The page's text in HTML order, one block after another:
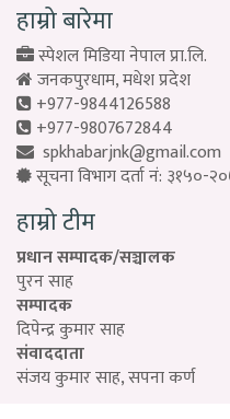
हाम्रो बारेमा
स्पेशल मिडिया नेपाल प्रा.लि.
जनकपुरधाम, मधेश प्रदेश
+977-9844126588
+977-9807672844
spkhabarjnk@gmail.com
सूचना विभाग दर्ता नं: ३१५०-
हाम्रो टीम
प्रधान सम्पादक/सञ्चालक
पुरन साह
सम्पादक
दिपेन्द्र कुमार साह
संवाददाता
संजय कुमार साह, सपना कर्ण